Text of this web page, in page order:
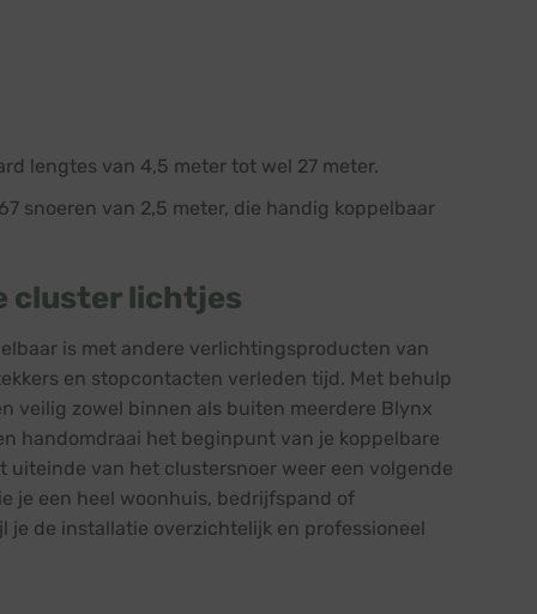
lengtes van 4,5 meter tot wel 27 meter.
snoeren van 2,5 meter, die handig koppelbaar
cluster lichtjes
is met andere verlichtingsproducten van
en stopcontacten verleden tijd. Met behulp
veilig zowel binnen als buiten meerdere Blynx
handomdraai het beginpunt van je koppelbare
van het clustersnoer weer een volgende
je een heel woonhuis, bedrijfspand of
de installatie overzichtelijk en professioneel